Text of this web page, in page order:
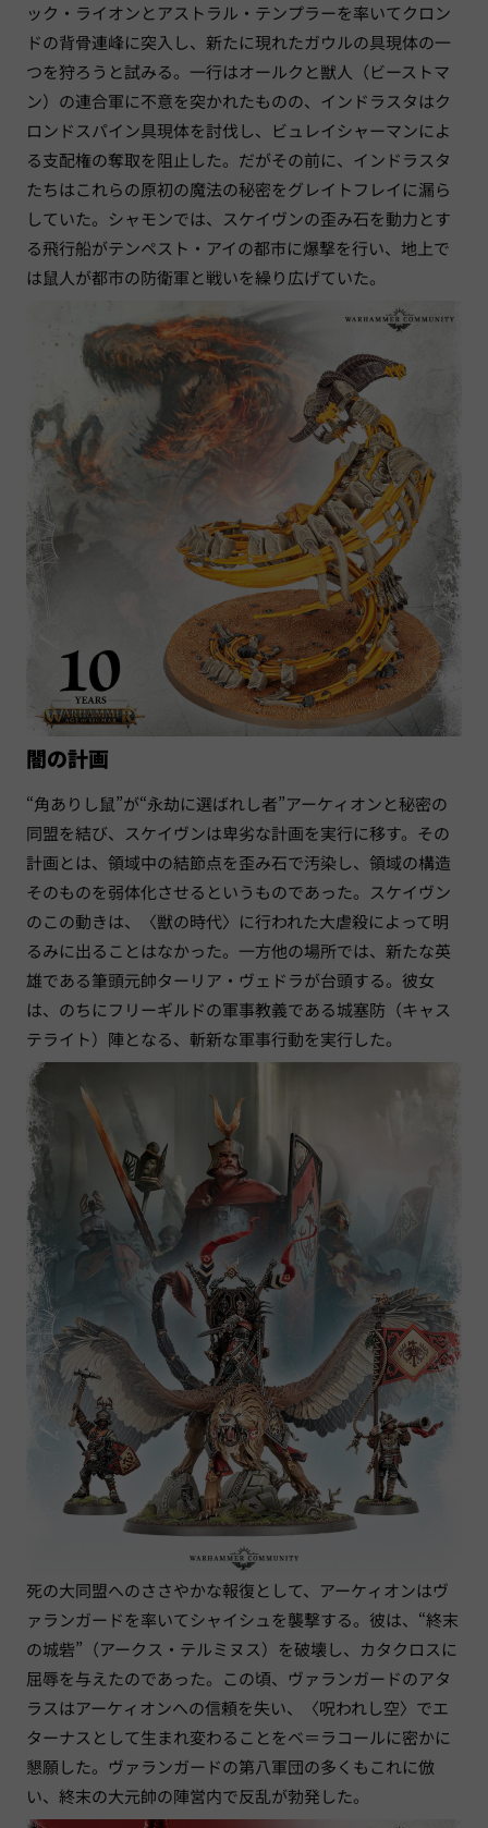
ック・ライオンとアストラル・テンプラーを率いてクロン
ドの背骨連峰に突入し、新たに現れたガウルの具現体の一
つを狩ろうと試みる。一行はオールクと獣人（ビーストマ
ン）の連合軍に不意を突かれたものの、インドラスタはク
ロンドスパイン具現体を討伐し、ビュレイシャーマンによ
る支配権の奪取を阻止した。だがその前に、インドラスタ
たちはこれらの原初の魔法の秘密をグレイトフレイに漏ら
していた。シャモンでは、スケイヴンの歪み石を動力とす
る飛行船がテンペスト・アイの都市に爆撃を行い、地上で
は鼠人が都市の防衛軍と戦いを繰り広げていた。
闇の計画
“角ありし鼠”が“永劫に選ばれし者”アーケィオンと秘密の
同盟を結び、スケイヴンは卑劣な計画を実行に移す。その
計画とは、領域中の結節点を歪み石で汚染し、領域の構造
そのものを弱体化させるというものであった。スケイヴン
のこの動きは、〈獣の時代〉に行われた大虐殺によって明
るみに出ることはなかった。一方他の場所では、新たな英
雄である筆頭元帥ターリア・ヴェドラが台頭する。彼女
は、のちにフリーギルドの軍事教義である城塞防（キャス
テライト）陣となる、斬新な軍事行動を実行した。
死の大同盟へのささやかな報復として、アーケィオンはヴ
ァランガードを率いてシャイシュを襲撃する。彼は、“終末
の城砦”（アークス・テルミヌス）を破壊し、カタクロスに
屈辱を与えたのであった。この頃、ヴァランガードのアタ
ラスはアーケィオンへの信頼を失い、〈呪われし空〉でエ
ターナスとして生まれ変わることをベ＝ラコールに密かに
懇願した。ヴァランガードの第八軍団の多くもこれに倣
い、終末の大元帥の陣営内で反乱が勃発した。